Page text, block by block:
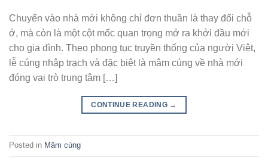
Chuyển vào nhà mới không chỉ đơn thuần là thay đổi chỗ
ở, mà còn là một cột mốc quan trọng mở ra khởi đầu mới
cho gia đình. Theo phong tục truyền thống của người Việt,
lễ cúng nhập trạch và đặc biệt là mâm cúng về nhà mới
đóng vai trò trung tâm […]
CONTINUE READING →
Posted in Mâm cúng